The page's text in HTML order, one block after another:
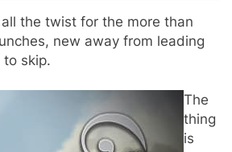
the twist for the more than
new away from leading
to skip.
The
thing
is